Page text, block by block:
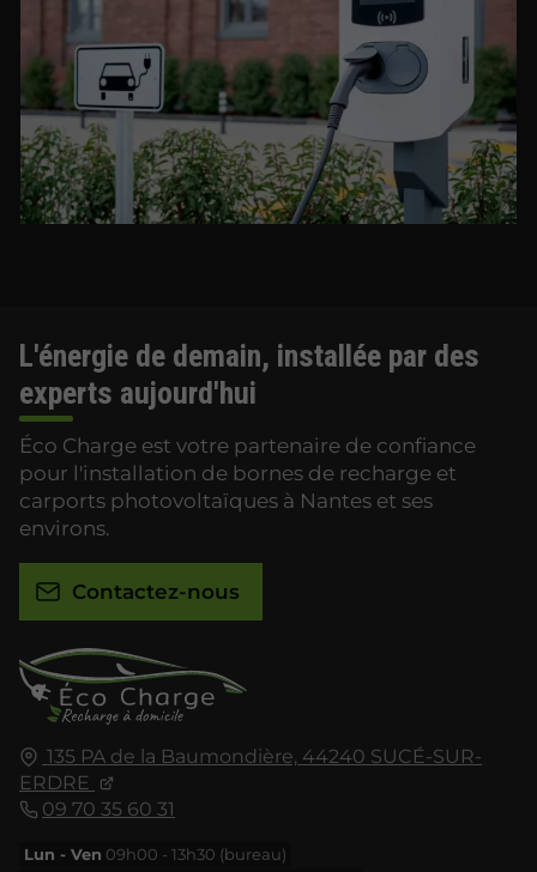
135 PA de la Baumondière, 44240 SUCÉ-SUR-
ERDRE
09 70 35 60 31
Lun - Ven 09h00 - 13h30 (bureau)
L'énergie de demain, installée par des
experts aujourd'hui
Éco Charge est votre partenaire de confiance
pour l'installation de bornes de recharge et
carports photovoltaïques à Nantes et ses
environs.
Contactez-nous